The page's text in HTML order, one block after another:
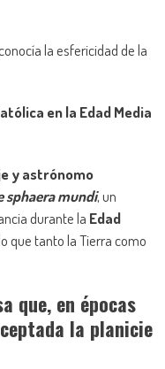
la esfericidad de la
en la Edad Media
y astrónomo
sphaera mundi, un
durante la Edad
que tanto la Tierra como
que, en épocas
la planicie